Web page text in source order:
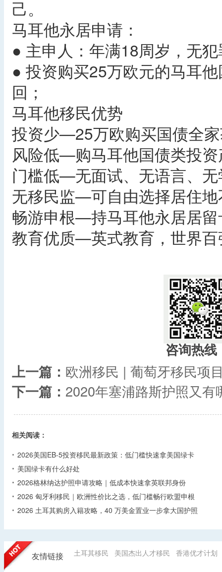
己。
马耳他永居申请：
● 主申人：年满18周岁，无
● 投资购买25万欧元的马耳
回；
马耳他移民优势
投资少—25万欧购买国债全
风险低—购马耳他国债类投
门槛低—无面试、无语言、
无移民监—可自由选择居住
畅游申根—持马耳他永居居
教育优质—英式教育，世界
咨询热线
上一篇： 欧洲移民 | 葡萄牙移民项
下一篇： 2020年塞浦路斯护照又有
相关阅读：
2026美国EB-5投资移民最新政策：低门槛快速拿美国绿卡
美国绿卡有什么好处
2026格林纳达护照申请攻略｜低成本快速拿英联邦身份
2026 匈牙利移民｜欧洲性价比之选，低门槛畅行欧盟申根
2026 土耳其购房入籍攻略，40 万美金置业一步拿大国护照
友情链接 土耳其移民 美国杰出人才移民 香港优才计划